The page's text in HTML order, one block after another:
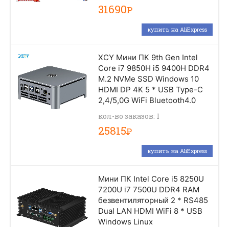
31690Р
купить на AliExpress
XCY Мини ПК 9th Gen Intel
Core i7 9850H i5 9400H DDR4
M.2 NVMe SSD Windows 10
HDMI DP 4K 5 * USB Type-C
2,4/5,0G WiFi Bluetooth4.0
кол-во заказов: 1
25815Р
купить на AliExpress
Мини ПК Intel Core i5 8250U
7200U i7 7500U DDR4 RAM
безвентиляторный 2 * RS485
Dual LAN HDMI WiFi 8 * USB
Windows Linux